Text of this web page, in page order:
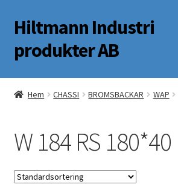
Hoppa
till
navigering
Hoppa
till
innehåll
Hiltmann Industri
produkter AB
Butik
Mitt Konto
Hem CHASSI BROMSBACKAR WAP
W 184 RS 180*40